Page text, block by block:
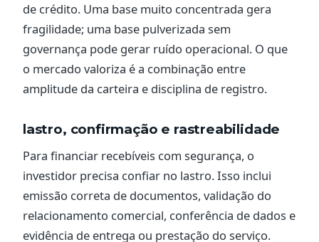
de crédito. Uma base muito concentrada gera
fragilidade; uma base pulverizada sem
governança pode gerar ruído operacional. O que
o mercado valoriza é a combinação entre
amplitude da carteira e disciplina de registro.
lastro, confirmação e rastreabilidade
Para financiar recebíveis com segurança, o
investidor precisa confiar no lastro. Isso inclui
emissão correta de documentos, validação do
relacionamento comercial, conferência de dados e
evidência de entrega ou prestação do serviço.